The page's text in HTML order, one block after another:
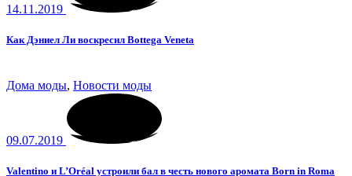
14.11.2019
Как Дэниел Ли воскресил Bottega Veneta
Дома моды, Новости моды
09.07.2019
Valentino и L’Oréal устроили бал в честь нового аромата Born in Roma